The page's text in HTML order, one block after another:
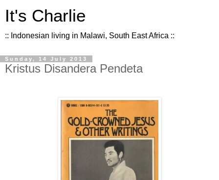
It's Charlie
:: Indonesian living in Malawi, South East Africa ::
Sunday, 14 July 2013
Kristus Disandera Pendeta